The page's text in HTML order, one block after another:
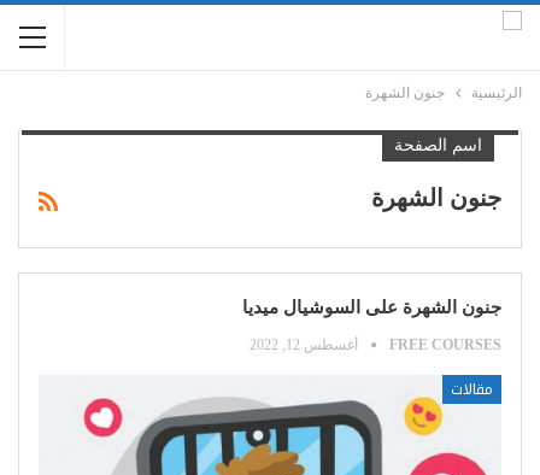
الرئيسية جنون الشهرة
اسم الصفحة
جنون الشهرة
جنون الشهرة على السوشيال ميديا
FREE COURSES أغسطس 12, 2022
مقالات